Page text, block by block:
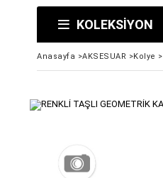
KOLEKSİYON
Anasayfa >AKSESUAR >Kolye >